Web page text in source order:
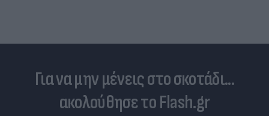
Για να μην μένεις στο σκοτάδι...
ακολούθησε το Flash.gr